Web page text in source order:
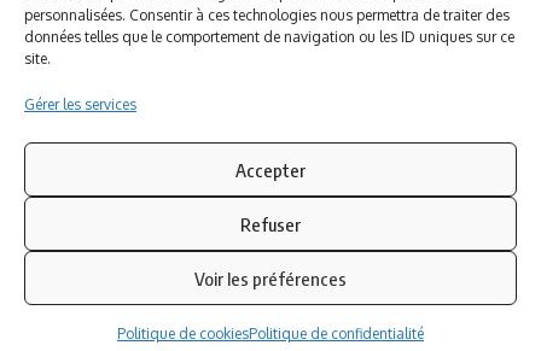
personnalisées. Consentir à ces technologies nous permettra de traiter des
données telles que le comportement de navigation ou les ID uniques sur ce
site.
Gérer les services
Accepter
Refuser
Voir les préférences
Politique de cookiesPolitique de confidentialité
Suivez-nous
© 2023 Azinat.com TV édité et géré par WOOMEET SAS, powered by
Wordpress.